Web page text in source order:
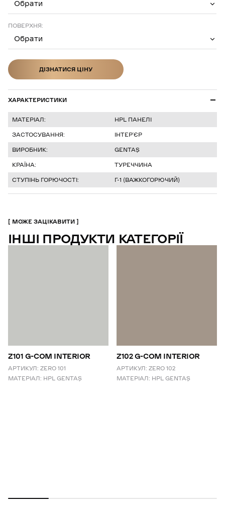
Обрати
ПОВЕРХНЯ:
Обрати
ДІЗНАТИСЯ ЦІНУ
ХАРАКТЕРИСТИКИ
МАТЕРІАЛ:
HPL ПАНЕЛІ
ЗАСТОСУВАННЯ:
ІНТЕР’ЄР
ВИРОБНИК:
GENTAŞ
КРАЇНА:
ТУРЕЧЧИНА
СТУПІНЬ ГОРЮЧОСТІ:
Г-1 (ВАЖКОГОРЮЧИЙ)
МОЖЕ ЗАЦІКАВИТИ
ІНШІ ПРОДУКТИ КАТЕГОРІЇ
Z101 G-COM INTERIOR
АРТИКУЛ: ZERO 101
МАТЕРІАЛ: HPL GENTAŞ
Z102 G-COM INTERIOR
АРТИКУЛ: ZERO 102
МАТЕРІАЛ: HPL GENTAŞ